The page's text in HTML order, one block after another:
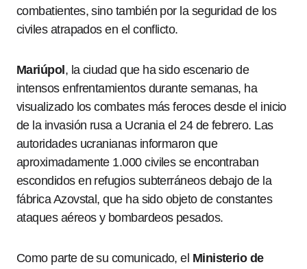
combatientes, sino también por la seguridad de los
civiles atrapados en el conflicto.
Mariúpol , la ciudad que ha sido escenario de
intensos enfrentamientos durante semanas, ha
visualizado los combates más feroces desde el inicio
de la invasión rusa a Ucrania el 24 de febrero. Las
autoridades ucranianas informaron que
aproximadamente 1.000 civiles se encontraban
escondidos en refugios subterráneos debajo de la
fábrica Azovstal, que ha sido objeto de constantes
ataques aéreos y bombardeos pesados.
Como parte de su comunicado, el Ministerio de